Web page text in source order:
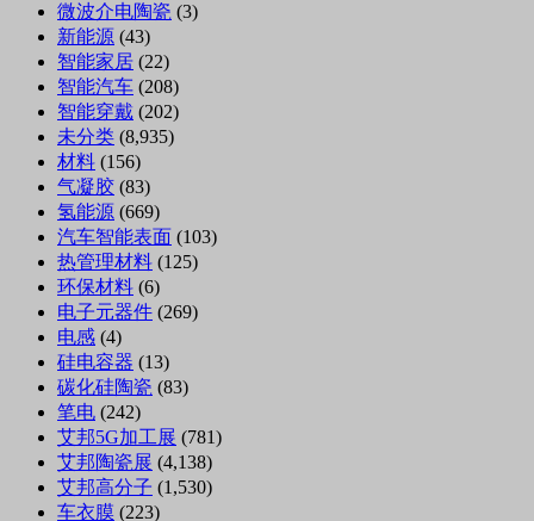
微波介电陶瓷 (3)
新能源 (43)
智能家居 (22)
智能汽车 (208)
智能穿戴 (202)
未分类 (8,935)
材料 (156)
气凝胶 (83)
氢能源 (669)
汽车智能表面 (103)
热管理材料 (125)
环保材料 (6)
电子元器件 (269)
电感 (4)
硅电容器 (13)
碳化硅陶瓷 (83)
笔电 (242)
艾邦5G加工展 (781)
艾邦陶瓷展 (4,138)
艾邦高分子 (1,530)
车衣膜 (223)